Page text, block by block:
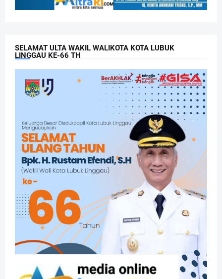
SELAMAT ULTA WAKIL WALIKOTA KOTA LUBUK
LINGGAU KE-66 TH